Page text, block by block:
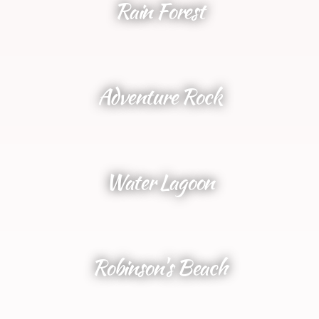
Rain Forest
Adventure Rock
Water Lagoon
Robinson's Beach